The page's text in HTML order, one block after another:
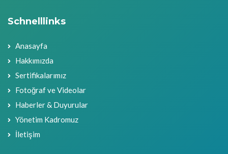
Schnelllinks
Anasayfa
Hakkımızda
Sertifikalarımız
Fotoğraf ve Videolar
Haberler & Duyurular
Yönetim Kadromuz
İletişim